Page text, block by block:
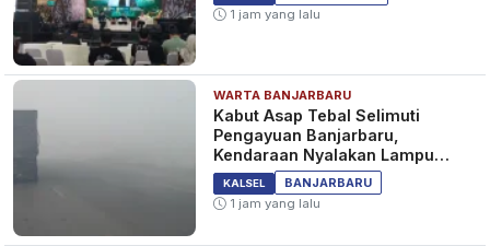
1 jam yang lalu
WARTA BANJARBARU
Kabut Asap Tebal Selimuti
Pengayuan Banjarbaru,
Kendaraan Nyalakan Lampu
Jauh dan Sein
KALSEL
BANJARBARU
1 jam yang lalu